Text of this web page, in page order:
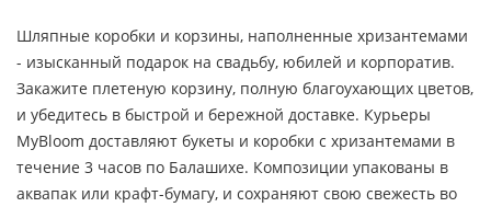
Шляпные коробки и корзины, наполненные хризантемами
- изысканный подарок на свадьбу, юбилей и корпоратив.
Закажите плетеную корзину, полную благоухающих цветов,
и убедитесь в быстрой и бережной доставке. Курьеры
MyBloom доставляют букеты и коробки с хризантемами в
течение 3 часов по Балашихе. Композиции упакованы в
аквапак или крафт-бумагу, и сохраняют свою свежесть во